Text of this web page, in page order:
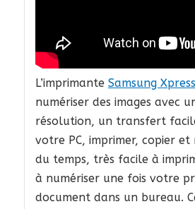
L’imprimante Samsung Xpress
numériser des images avec
résolution, un transfert
votre PC, imprimer, copier et
du temps, très facile à
à numériser une fois votre
document dans un bureau.